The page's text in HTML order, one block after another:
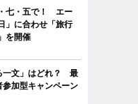
七・五で！ エー
」に合わせ「旅行
を開催
一文」はどれ？ 最
加型キャンペーン